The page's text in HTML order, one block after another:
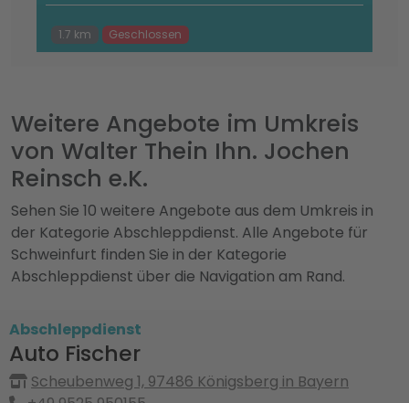
1.7 km Geschlossen
Weitere Angebote im Umkreis
von Walter Thein Ihn. Jochen
Reinsch e.K.
Sehen Sie 10 weitere Angebote aus dem Umkreis in
der Kategorie Abschleppdienst. Alle Angebote für
Schweinfurt finden Sie in der Kategorie
Abschleppdienst über die Navigation am Rand.
Abschleppdienst
Auto Fischer
Scheubenweg 1, 97486 Königsberg in Bayern